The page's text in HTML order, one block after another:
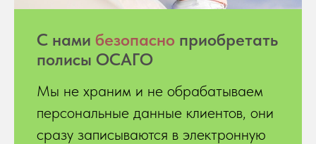
С нами безопасно приобретать
полисы ОСАГО
Мы не храним и не обрабатываем
персональные данные клиентов, они
сразу записываются в электронную